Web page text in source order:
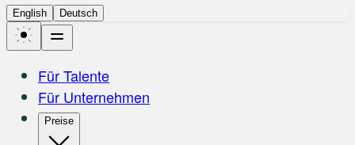
English Deutsch
Für Talente
Für Unternehmen
Preise